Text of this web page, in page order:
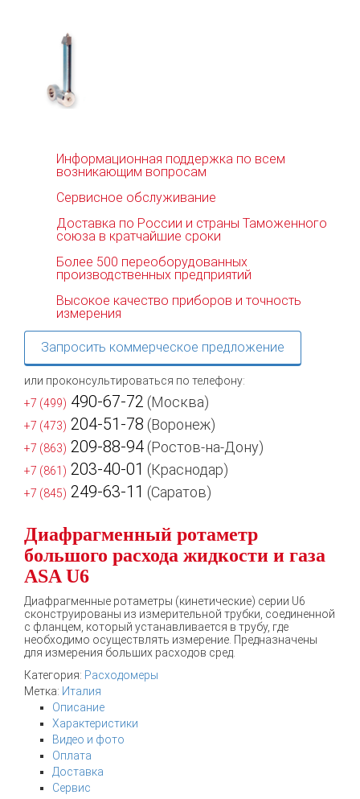
Информационная поддержка по всем
возникающим вопросам
Сервисное обслуживание
Доставка по России и страны Таможенного
союза в кратчайшие сроки
Более 500 переоборудованных
производственных предприятий
Высокое качество приборов и точность
измерения
Запросить коммерческое предложение
или проконсультироваться по телефону:
+7 (499) 490-67-72 (Москва)
+7 (473) 204-51-78 (Воронеж)
+7 (863) 209-88-94 (Ростов-на-Дону)
+7 (861) 203-40-01 (Краснодар)
+7 (845) 249-63-11 (Саратов)
Диафрагменный ротаметр
большого расхода жидкости и газа
ASA U6
Диафрагменные ротаметры (кинетические) серии U6
сконструированы из измерительной трубки, соединенной
с фланцем, который устанавливается в трубу, где
необходимо осуществлять измерение. Предназначены
для измерения больших расходов сред.
Категория: Расходомеры
Метка: Италия
Описание
Характеристики
Видео и фото
Оплата
Доставка
Сервис